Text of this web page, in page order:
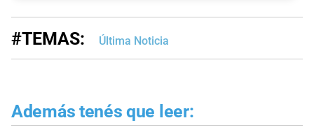
#TEMAS: Última Noticia
Además tenés que leer: